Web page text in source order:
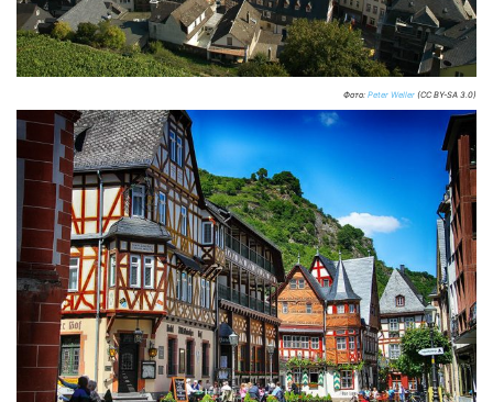
Фото: Peter Weller (CC BY-SA 3.0)